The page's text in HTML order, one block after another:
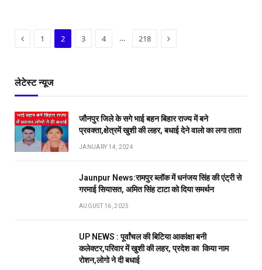
Previous
1 2 3 4 … 218 Next
लेटेस्ट न्यूज
जौनपुर जिले के सगे भाई बहन बिहार राज्य में बने
प्रवक्ता,क्षेत्रमें खुशी की लहर, बधाई देने वालो का लगा ताता
JANUARY 14, 2024
Jaunpur News:रामपुर ब्लॉक में धनंजय सिंह की एंट्री से
गरमाई सियासत, अमित सिंह टाटा को दिया समर्थन
AUGUST 16, 2025
UP NEWS : पूर्वांचल की बिटिया आकांक्षा बनी
कलेक्टर,परिवार में खुशी की लहर, प्रदेश का किया नाम
रोशन,लोगो ने दी बधाई